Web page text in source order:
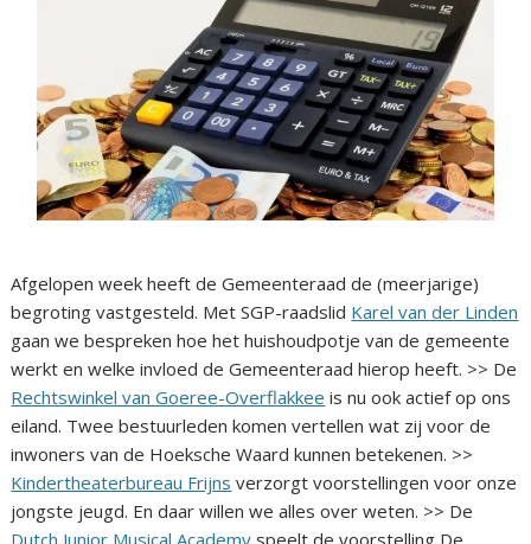
Afgelopen week heeft de Gemeenteraad de (meerjarige)
begroting vastgesteld. Met SGP-raadslid Karel van der Linden
gaan we bespreken hoe het huishoudpotje van de gemeente
werkt en welke invloed de Gemeenteraad hierop heeft. >> De
Rechtswinkel van Goeree-Overflakkee is nu ook actief op ons
eiland. Twee bestuurleden komen vertellen wat zij voor de
inwoners van de Hoeksche Waard kunnen betekenen. >>
Kindertheaterbureau Frijns verzorgt voorstellingen voor onze
jongste jeugd. En daar willen we alles over weten. >> De